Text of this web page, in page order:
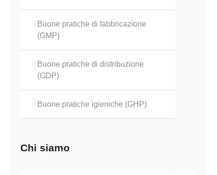
Buone pratiche di fabbricazione
(GMP)
Buone pratiche di distribuzione
(GDP)
Buone pratiche igieniche (GHP)
Chi siamo